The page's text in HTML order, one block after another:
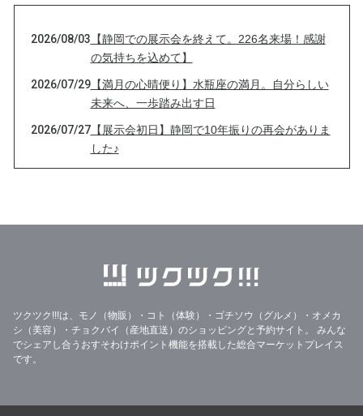
2026/08/03 【静岡での展示会を終えて。226名来場！感謝
の気持ちを込めて】
2026/07/29【満月の心晴便り】水瓶座の満月。自分らしい
未来へ、一歩踏み出す日
2026/07/27【展示会初日】静岡で10年振りの再会がありま
した♪
【本日26日限定】展示会前夜祭｜Tシャツ再販
＆チャリティー企画スタートしています♪
2026/07/25 【前夜祭｜24時間限定】地元・牧之原市へ想い
を届けるチャリティーTシャツ再販のお知らせ
2026/07/22
ツクツク!!!は、モノ（物販）・コト（体験）・ゴチソウ（グルメ）・オメカ
シ（美容）・チョクバイ（産地直送）のショッピングと予約サイト。
みんな
でシェアし合うおすそわけポイント機能を搭載した総合マーケットプレイス
です。